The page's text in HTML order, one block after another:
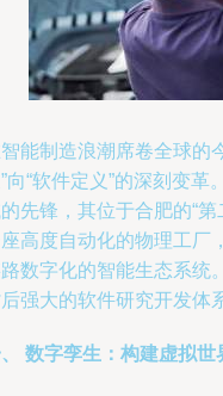
能制造浪潮席卷全球的
向“软件定义”的深刻变
先锋，其位于合肥的“
高度自动化的物理工厂
数字化的智能生态系统
强大的软件研究开发体
数字孪生：构建虚拟世